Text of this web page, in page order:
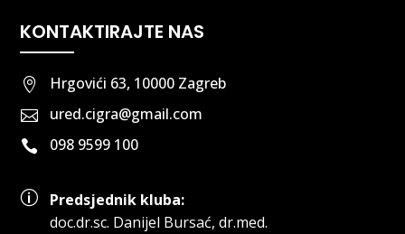
KONTAKTIRAJTE NAS
 Hrgovići 63, 10000 Zagreb
 ured.cigra@gmail.com
 098 9599 100
p
Predsjednik kluba:
doc.dr.sc. Danijel Bursać, dr.med.